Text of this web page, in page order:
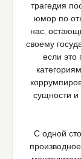
трагедия
юмор по
нас,
своему
если это
сущности и
С одной